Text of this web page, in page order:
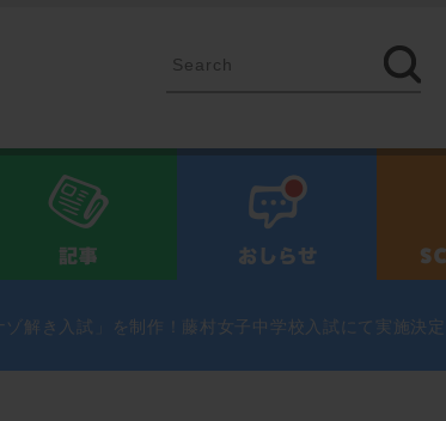
ゾ解き入試」を制作！藤村女子中学校入試にて実施決